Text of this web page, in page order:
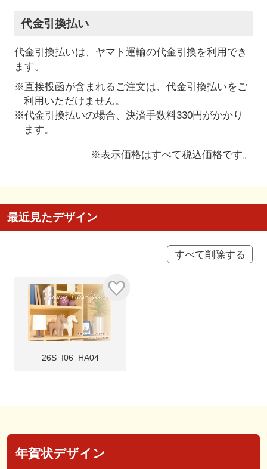
代金引換払い
代金引換払いは、ヤマト運輸の代金引換を利用でき
ます。
※直接投函が含まれるご注文は、代金引換払いをご
利用いただけません。
※代金引換払いの場合、決済手数料330円がかかり
ます。
※表示価格はすべて税込価格です。
最近見たデザイン
すべて削除する
26S_I06_HA04
年賀状デザイン